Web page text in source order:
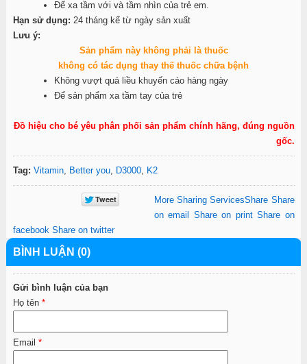
Để xa tầm với và tầm nhìn của trẻ em.
Hạn sử dụng: 24 tháng kể từ ngày sản xuất
Lưu ý:
Sản phẩm này không phải là thuốc
không có tác dụng thay thế thuốc chữa bệnh
Không vượt quá liều khuyến cáo hàng ngày
Để sản phẩm xa tầm tay của trẻ
Đồ hiệu cho bé yêu phân phối sản phẩm chính hãng, đúng nguồn
gốc.
Tag: Vitamin, Better you, D3000, K2
More Sharing ServicesShare Share
on email
Share on print Share on
facebook Share on twitter
BÌNH LUẬN (0)
Gửi bình luận của bạn
Họ tên *
Email *